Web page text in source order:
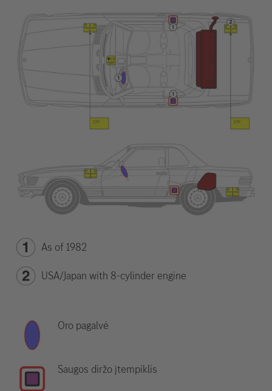
As of 1982
USA/Japan with 8-cylinder engine
Oro pagalvė
Saugos diržo įtempiklis